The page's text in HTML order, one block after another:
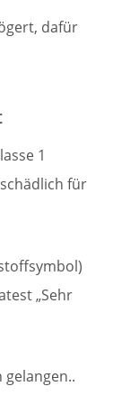
dafür
1
für
„Sehr